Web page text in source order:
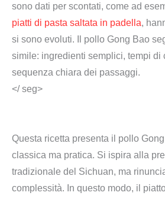
sono dati per scontati, come ad
piatti di pasta saltata in padella,
si sono evoluti. Il pollo Gong Bao
simile: ingredienti semplici, tempi di
sequenza chiara dei passaggi.
</ seg>
Questa ricetta presenta il pollo
classica ma pratica. Si ispira alla
tradizionale del Sichuan, ma
complessità. In questo modo, il